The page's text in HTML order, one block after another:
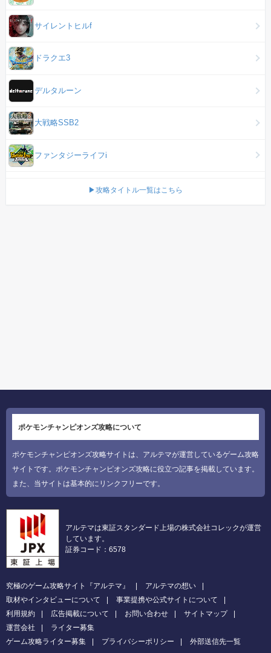
サイレントヒルf
ドラクエ3
デルタルーン
大戦略SSB2
ファンタジーライフi
▶攻略タイトル一覧はこちら
ポケモンチャンピオンズ攻略について
ポケモンチャンピオンズ攻略サイトは、アルテマが運営しているゲーム攻略
サイトです。ポケモンチャンピオンズ攻略に役立つ記事を掲載しています。
また、当サイトは基本的にリンクフリーです。
アルテマは東証スタンダード上場の株式会社コレックが運営
しています。
証券コード：6578
究極のゲーム攻略サイト『アルテマ』
アルテマの想い
取材やインタビューについて
事業提携や公式サイトについて
利用規約
広告掲載について お問い合わせ
サイトマップ
運営会社
ライター募集
ゲーム攻略ライター募集
プライバシーポリシー 外部送信先一覧